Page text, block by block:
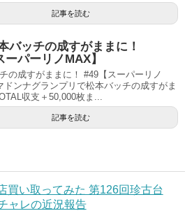
記事を読む
バッチの成すがままに！
ーパーリノMAX】
の成すがままに！ #49【スーパーリノ
ドンナグランプリで松本バッチの成すがま
収支＋50,000枚ま...
記事を読む
買い取ってみた 第126回珍古台
ャレの近況報告